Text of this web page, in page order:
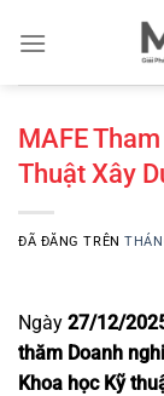
đến
MAFE
Thuật Xây
ĐÃ ĐĂNG TRÊN
Ngày 27/12/
thăm Doanh
Khoa học Kỹ